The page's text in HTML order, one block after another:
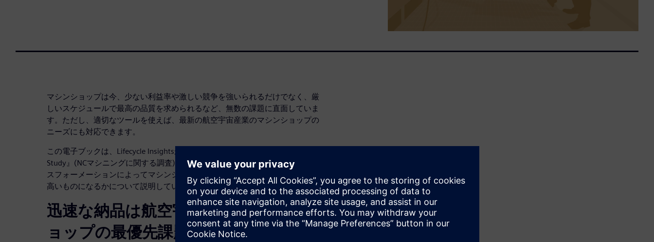
マシンショップは今、少ない利益率や激しい競争を強いられるだけでなく、厳
しいスケジュールで最高の品質を求められるなど、無数の課題に直面していま
す。ただし、適切なツールを使えば、最新の航空宇宙産業のマシンショップの
ニーズにも対応できます。
この電子ブックは、Lifecycle Insightsが実施した調査『NC Machining Research
Study』(NCマシニングに関する調査) の結果について、またデジタル・トラン
スフォーメーションによってマシンショップがいかに運営しやすく、収益性の
高いものになるかについて説明しています。
迅速な納品は航空宇宙産業のマシンシ
ョップの最優先課題